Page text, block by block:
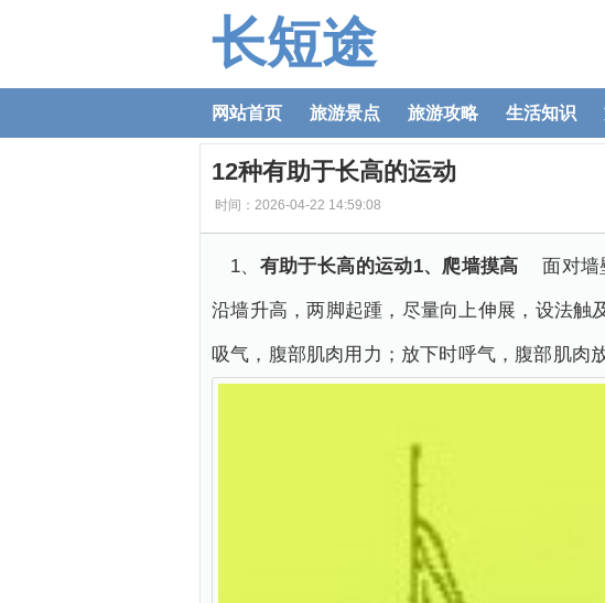
长短途
网站首页 旅游景点 旅游攻略 生活知识
12种有助于长高的运动
时间：2026-04-22 14:59:08
1、 有助于长高的运动1、爬墙摸高 面对墙
沿墙升高，两脚起踵，尽量向上伸展，设法触
吸气，腹部肌肉用力；放下时呼气，腹部肌肉放